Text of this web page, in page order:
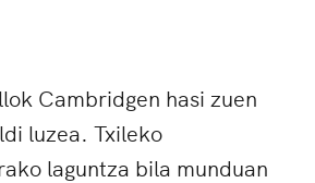
Cambridgen hasi zuen
luzea. Txileko
laguntza bila munduan